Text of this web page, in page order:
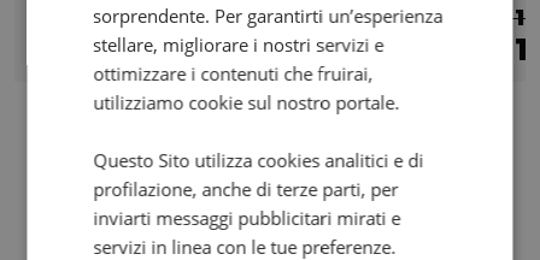
€ 9.290
8.990 €158/mese
€
sorprendente. Per garantirti un’esperienza
stellare, migliorare i nostri servizi e
ottimizzare i contenuti che fruirai,
utilizziamo cookie sul nostro portale.
Questo Sito utilizza cookies analitici e di
profilazione, anche di terze parti, per
inviarti messaggi pubblicitari mirati e
servizi in linea con le tue preferenze.